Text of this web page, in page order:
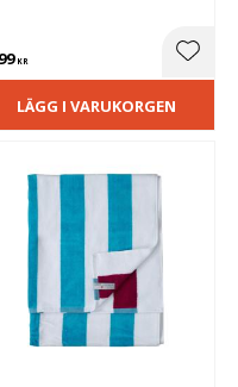
i favoriter
KR
LÄGG I VARUKORGEN